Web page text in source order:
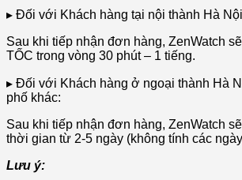
▸ Đối với Khách hàng tại nội thành Hà
Sau khi tiếp nhận đơn hàng, ZenWatch
TỐC trong vòng 30 phút – 1 tiếng.
▸ Đối với Khách hàng ở ngoại thành Hà
phố khác:
Sau khi tiếp nhận đơn hàng, ZenWatch
thời gian từ 2-5 ngày (không tính các
Lưu ý: